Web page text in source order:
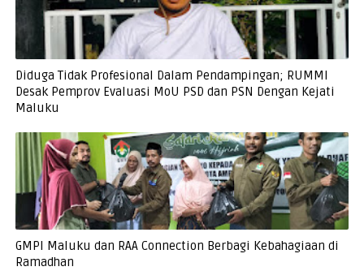
Diduga Tidak Profesional Dalam Pendampingan; RUMMI
Desak Pemprov Evaluasi MoU PSD dan PSN Dengan Kejati
Maluku
GMPI Maluku dan RAA Connection Berbagi Kebahagiaan di
Ramadhan